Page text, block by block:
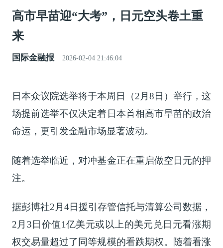
高市早苗迎“大考”，日元空头卷土重
来
国际金融报 2026-02-04 21:46:04
日本众议院选举将于本周日（2月8日）举行，这
场提前选举不仅决定着日本首相高市早苗的政治
命运，更引发金融市场显著波动。
随着选举临近，对冲基金正在重启做空日元的押
注。
据彭博社2月4日援引存管信托与清算公司数据，
2月3日价值1亿美元或以上的美元兑日元看涨期
权交易量超过了同等规模的看跌期权。随着看涨